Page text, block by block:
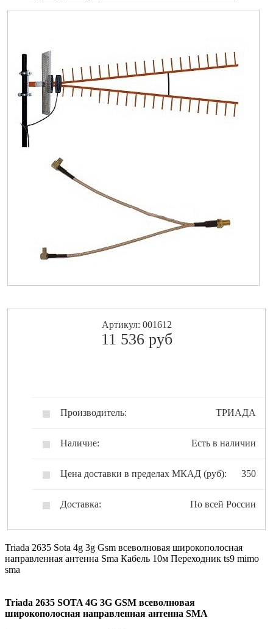
Артикул: 001612
11 536pуб
Производитель: ТРИАДА
Наличие: Есть в наличии
Цена доставки в пределах МКАД (руб): 350
Доставка: По всей России
Triada 2635 Sota 4g 3g Gsm всеволновая широкополосная
направленная антенна Sma Кабель 10м Переходник ts9 mimo
sma
Triada 2635 SOTA 4G 3G GSM всеволновая
широкополосная направленная антенна SMA